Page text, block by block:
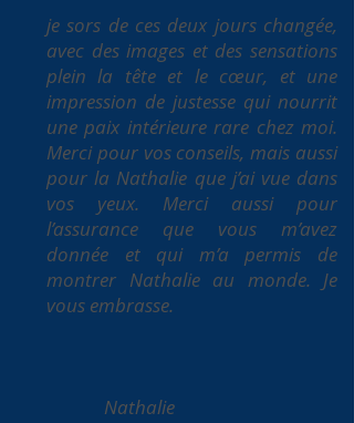
je sors de ces deux jours changée,
avec des images et des sensations
plein la tête et le cœur, et une
impression de justesse qui nourrit
une paix intérieure rare chez moi.
Merci pour vos conseils, mais aussi
pour la Nathalie que j’ai vue dans
vos yeux. Merci aussi pour
l’assurance que vous m’avez
donnée et qui m’a permis de
montrer Nathalie au monde. Je
vous embrasse.
Nathalie